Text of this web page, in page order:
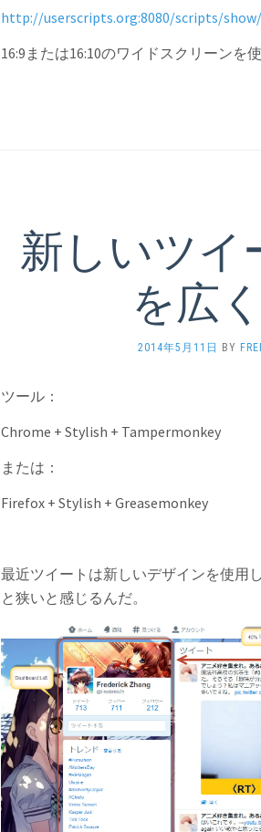
http://userscripts.org:8080/scripts/show/
16:9または16:10のワイドスクリーンを
新しいツイ
を広
2014年5月11日 BY
ツール：
Chrome + Stylish + Tampermonkey
または：
Firefox + Stylish + Greasemonkey
最近ツイートは新しいデザインを使用
と狭いと感じるんだ。